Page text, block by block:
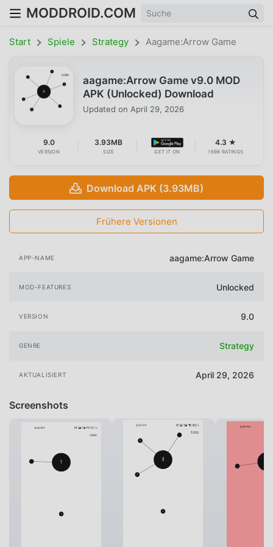
MODDROID.COM
Start Spiele Strategy Aagame:Arrow Game
aagame:Arrow Game v9.0 MOD
APK (Unlocked) Download
Updated on April 29, 2026
9.0
VERSION
3.93MB
SIZE GET IT ON
4.3 ★
1698 RATINGS
Download APK (3.93MB)
Frühere Versionen
APP-NAME aagame:Arrow Game
MOD-FEATURES Unlocked
VERSION 9.0
GENRE Strategy
AKTUALISIERT April 29, 2026
Screenshots